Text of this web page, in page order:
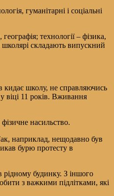
гуманітарні і соціальні
технології – фізика,
школярі складають випускний
кидає школу, не справляючись
віці 11 років. Вживання
насильство.
наприклад, нещодавно був
бурю протесту в
рідному будинку. З іншого
з важкими підлітками, які